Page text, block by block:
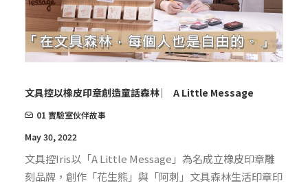
文具控以橡皮印章創造童話森林 ︳ A Little Message
01 實驗室伙伴故事
May 30, 2022
文具控Iris以「A Little Message」為名成立橡皮印章雕
刻品牌，創作「花生熊」與「阿刺」文具森林生活印章印